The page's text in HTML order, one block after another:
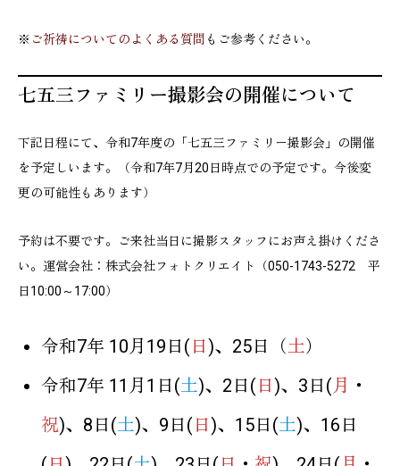
※ ご祈祷についてのよくある質問 もご参考ください。
七五三ファミリー撮影会の開催について
下記日程にて、令和7年度の「七五三ファミリー撮影会」の開催
を予定しいます。（令和7年7月20日時点での予定です。今後変
更の可能性もあります）
予約は不要です。ご来社当日に撮影スタッフにお声え掛けくださ
い。運営会社：株式会社フォトクリエイト（050-1743-5272 平
日10:00～17:00）
令和7年 10月19日( 日)、25日（土）
令和7年 11月1日(土)、2日( 日)、3日(月 ・
祝)、8日(土)、9日( 日)、15日(土)、16日